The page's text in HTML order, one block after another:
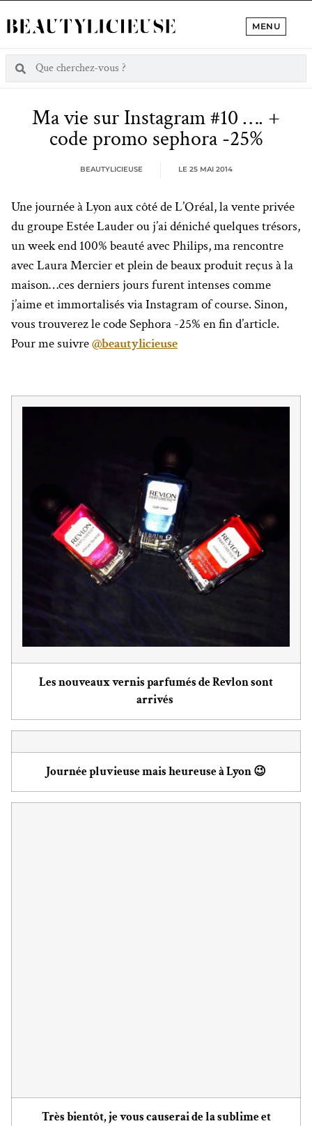
MENU
Ma vie sur Instagram #10 …. +
code promo sephora -25%
BEAUTYLICIEUSE LE 25 MAI 2014
Une journée à Lyon aux côté de L’Oréal, la vente privée
du groupe Estée Lauder ou j’ai déniché quelques trésors,
un week end 100% beauté avec Philips, ma rencontre
avec Laura Mercier et plein de beaux produit reçus à la
maison…ces derniers jours furent intenses comme
j’aime et immortalisés via Instagram of course. Sinon,
vous trouverez le code Sephora -25% en fin d’article.
Pour me suivre@beautylicieuse
Les nouveaux vernis parfumés de Revlon sont
arrivés
Journée pluvieuse mais heureuse à Lyon 😉
Très bientôt, je vous causerai de la sublime et